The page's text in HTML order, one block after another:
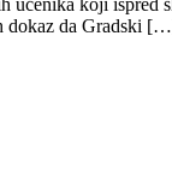
koji ispred
dokaz da Gradski